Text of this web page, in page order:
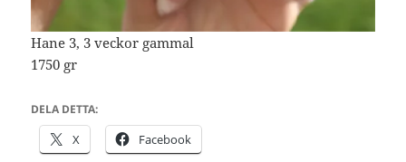
Hane 3, 3 veckor gammal
1750 gr
DELA DETTA:
X Facebook